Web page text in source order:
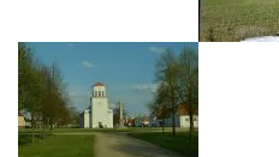
Henrich